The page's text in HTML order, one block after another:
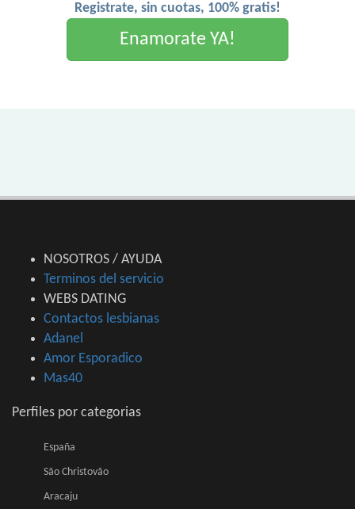
Registrate, sin cuotas, 100% gratis!
Enamorate YA!
NOSOTROS / AYUDA
Terminos del servicio
WEBS DATING
Contactos lesbianas
Adanel
Amor Esporadico
Mas40
Perfiles por categorias
España
São Christovão
Aracaju